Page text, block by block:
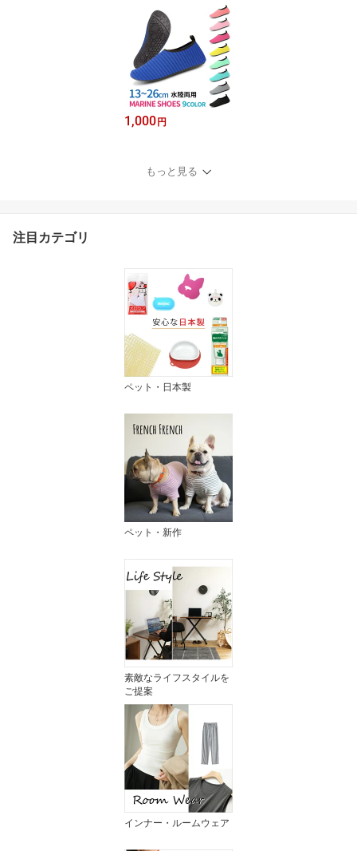
1,000円
もっと見る
注目カテゴリ
ペット・日本製
ペット・新作
素敵なライフスタイルを
ご提案
インナー・ルームウェア